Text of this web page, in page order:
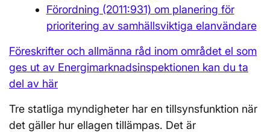
Förordning (2011:931) om planering för
prioritering av samhällsviktiga elanvändare
Föreskrifter och allmänna råd inom området el som
ges ut av Energimarknadsinspektionen kan du ta
del av här
Tre statliga myndigheter har en tillsynsfunktion när
det gäller hur ellagen tillämpas. Det är